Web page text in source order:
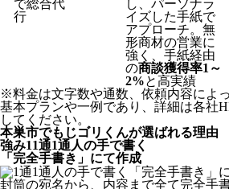
で総合代
行
し、パーソナラ
イズした手紙で
アプローチ。無
形商材の営業に
強く、手紙経由
の商談獲得率1～
2%と高実績
※料金は文字数や通数、依頼内容によ
基本プランや一例であり、詳細は各社
してください。​
本巣市でもじゴリくんが選ばれる理由
強み11通1通人の手で書く
「完全手書き」にて作成
封筒の宛名から、内容まで全て完全手